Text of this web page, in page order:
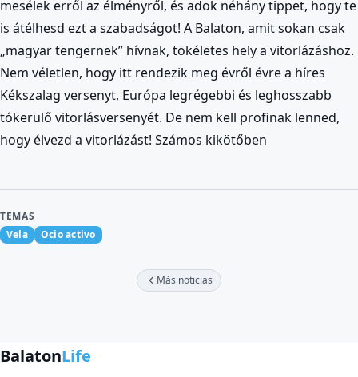
mesélek erről az élményről, és adok néhány tippet, hogy te
is átélhesd ezt a szabadságot! A Balaton, amit sokan csak
„magyar tengernek” hívnak, tökéletes hely a vitorlázáshoz.
Nem véletlen, hogy itt rendezik meg évről évre a híres
Kékszalag versenyt, Európa legrégebbi és leghosszabb
tókerülő vitorlásversenyét. De nem kell profinak lenned,
hogy élvezd a vitorlázást! Számos kikötőben
TEMAS
Vela
Ocio activo
Más noticias
BalatonLife